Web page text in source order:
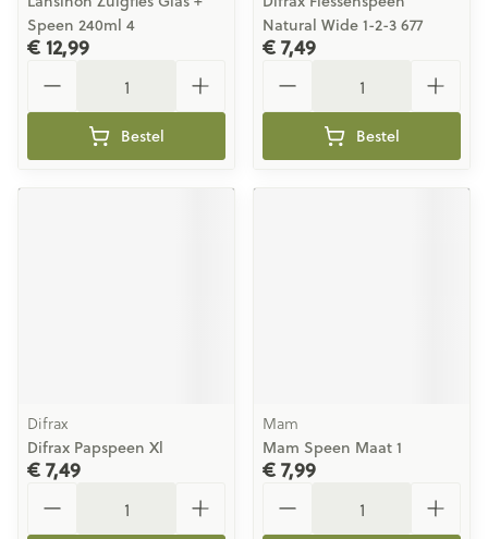
Speen 240ml 4
€ 12,99
Bestel
Natural Wide 1-2-3 677
€ 7,49
Bestel
Difrax
Difrax Papspeen Xl
€ 7,49
Mam
Mam Speen Maat 1
€ 7,99